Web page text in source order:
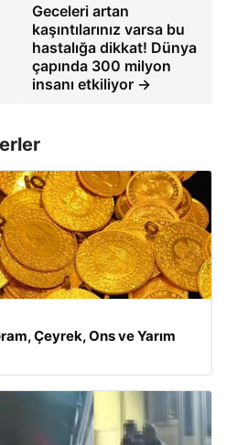
Geceleri artan
kaşıntılarınız varsa bu
hastalığa dikkat! Dünya
çapında 300 milyon
insanı etkiliyor →
Çeyrek, Ons ve Yarım